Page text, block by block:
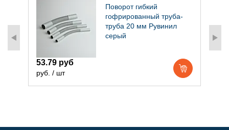
Поворот гибкий
гофрированный труба-
труба 20 мм Рувинил
серый
53.79 руб
руб. / шт